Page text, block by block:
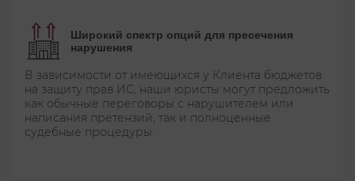
Широкий спектр опций для пресечения
нарушения
В зависимости от имеющихся у Клиента бюджетов
на защиту прав ИС, наши юристы могут предложить
как обычные переговоры с нарушителем или
написания претензий, так и полноценные
судебные процедуры.